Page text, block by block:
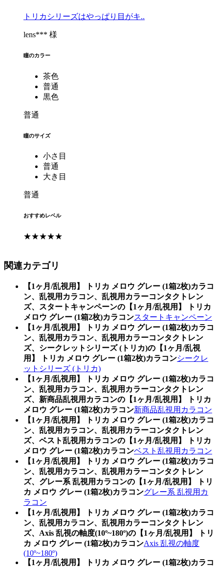
トリカシリーズはやっぱり目がキ..
lens*** 様
瞳のカラー
茶色
普通
黒色
普通
瞳のサイズ
小さ目
普通
大き目
普通
おすすめレベル
★★★★★
関連カテゴリ
【1ヶ月/乱視用】 トリカ メロウ グレー (1箱2枚)カラコ
ン、乱視用カラコン、乱視用カラーコンタクトレン
ズ、スタートキャンペーンの【1ヶ月/乱視用】 トリカ
メロウ グレー (1箱2枚)カラコンスタートキャンペーン
【1ヶ月/乱視用】 トリカ メロウ グレー (1箱2枚)カラコ
ン、乱視用カラコン、乱視用カラーコンタクトレン
ズ、シークレットシリーズ (トリカ)の【1ヶ月/乱視
用】 トリカ メロウ グレー (1箱2枚)カラコンシークレ
ットシリーズ (トリカ)
【1ヶ月/乱視用】 トリカ メロウ グレー (1箱2枚)カラコ
ン、乱視用カラコン、乱視用カラーコンタクトレン
ズ、新商品乱視用カラコンの【1ヶ月/乱視用】 トリカ
メロウ グレー (1箱2枚)カラコン新商品乱視用カラコン
【1ヶ月/乱視用】 トリカ メロウ グレー (1箱2枚)カラコ
ン、乱視用カラコン、乱視用カラーコンタクトレン
ズ、ベスト乱視用カラコンの【1ヶ月/乱視用】 トリカ
メロウ グレー (1箱2枚)カラコンベスト乱視用カラコン
【1ヶ月/乱視用】 トリカ メロウ グレー (1箱2枚)カラコ
ン、乱視用カラコン、乱視用カラーコンタクトレン
ズ、グレー系 乱視用カラコンの【1ヶ月/乱視用】 トリ
カ メロウ グレー (1箱2枚)カラコングレー系 乱視用カ
ラコン
【1ヶ月/乱視用】 トリカ メロウ グレー (1箱2枚)カラコ
ン、乱視用カラコン、乱視用カラーコンタクトレン
ズ、Axis 乱視の軸度(10º~180º)の【1ヶ月/乱視用】 トリ
カ メロウ グレー (1箱2枚)カラコンAxis 乱視の軸度
(10º~180º)
【1ヶ月/乱視用】 トリカ メロウ グレー (1箱2枚)カラコ